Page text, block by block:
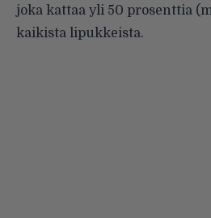
joka kattaa yli 50 prosenttia
kaikista lipukkeista.